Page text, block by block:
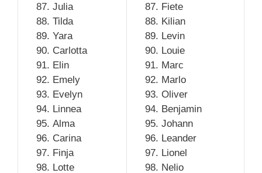
Julia
Tilda
Yara
Carlotta
Elin
Emely
Evelyn
Linnea
Alma
Carina
Finja
Lotte
Fiete
Kilian
Levin
Louie
Marc
Marlo
Oliver
Benjamin
Johann
Leander
Lionel
Nelio